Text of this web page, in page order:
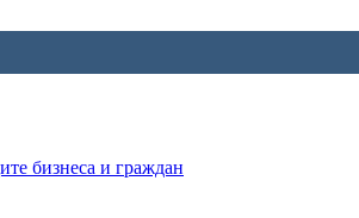
бизнеса и граждан